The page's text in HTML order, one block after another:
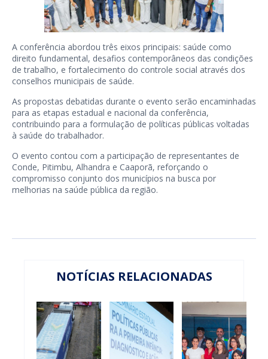
A conferência abordou três eixos principais: saúde como
direito fundamental, desafios contemporâneos das condições
de trabalho, e fortalecimento do controle social através dos
conselhos municipais de saúde.
As propostas debatidas durante o evento serão encaminhadas
para as etapas estadual e nacional da conferência,
contribuindo para a formulação de políticas públicas voltadas
à saúde do trabalhador.
O evento contou com a participação de representantes de
Conde, Pitimbu, Alhandra e Caaporã, reforçando o
compromisso conjunto dos municípios na busca por
melhorias na saúde pública da região.
NOTÍCIAS RELACIONADAS